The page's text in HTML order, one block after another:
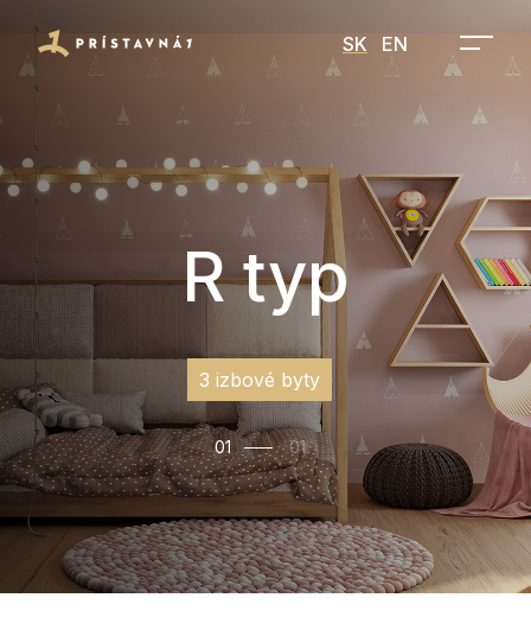
SK EN
R typ
3 izbové byty
01 01